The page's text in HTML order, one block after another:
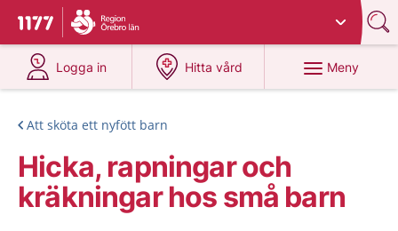
Till startsidan för 1177
Du har valt region
Logga in
på 1177.se
Hitta vård
på 1177.se
Meny
Att sköta ett nyfött barn
Hicka, rapningar och
kräkningar hos små barn